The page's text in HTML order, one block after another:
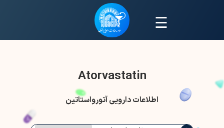
☰
Atorvastatin
اطلاعات دارویی آتورواستاتین